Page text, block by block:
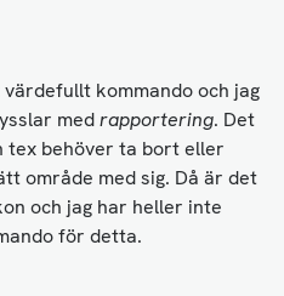
kommando och jag
medrapportering. Det
tex behöver ta bort eller
område med sig. Då är det
och jag har heller inte
för detta.